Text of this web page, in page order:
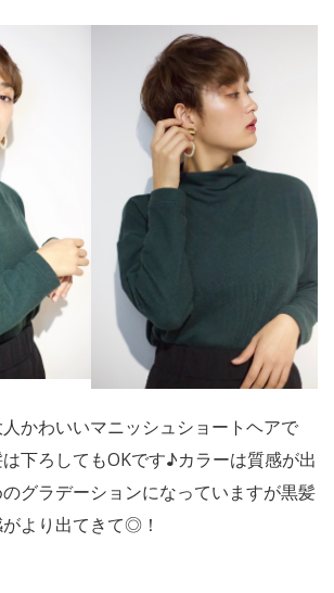
かわいいマニッシュショートヘアで
下ろしてもOKです♪カラーは質感が出
グラデーションになっていますが黒髪
より出てきて◎！